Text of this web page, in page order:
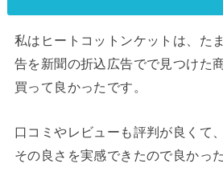
私はヒートコットンケットは、た
告を新聞の折込広告でで見つけた
買って良かったです。
口コミやレビューも評判が良くて
その良さを実感できたので良かった